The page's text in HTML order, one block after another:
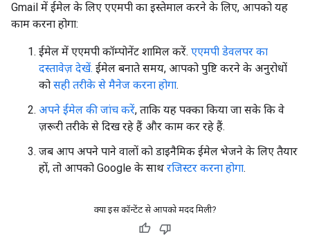
Gmail में ईमेल के लिए एएमपी का इस्तेमाल करने के लिए, आपको यह
काम करना होगा:
ईमेल में एएमपी कॉम्पोनेंट शामिल करें. एएमपी डेवलपर का
दस्तावेज़ देखें. ईमेल बनाते समय, आपको पुष्टि करने के अनुरोधों
को सही तरीके से मैनेज करना होगा.
अपने ईमेल की जांच करें, ताकि यह पक्का किया जा सके कि वे
ज़रूरी तरीके से दिख रहे हैं और काम कर रहे हैं.
जब आप अपने पाने वालों को डाइनैमिक ईमेल भेजने के लिए तैयार
हों, तो आपको Google के साथ रजिस्टर करना होगा.
क्या इस कॉन्टेंट से आपको मदद मिली?